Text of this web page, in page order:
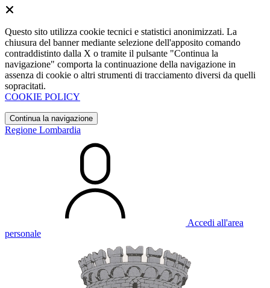
Questo sito utilizza cookie tecnici e statistici anonimizzati. La
chiusura del banner mediante selezione dell'apposito comando
contraddistinto dalla X o tramite il pulsante "Continua la
navigazione" comporta la continuazione della navigazione in
assenza di cookie o altri strumenti di tracciamento diversi da quelli
sopracitati.
COOKIE POLICY
Continua la navigazione
Regione Lombardia
Accedi all'area
personale